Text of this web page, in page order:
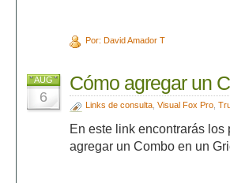
Por: David Amador T
AUG
6
Cómo agregar un
Links de consulta, Visual Fox Pro,
En este link encontrarás
agregar un Combo en un